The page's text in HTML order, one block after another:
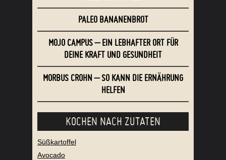
REZEPTE FÜR ALLE
PALEO BANANENBROT
MOJO CAMPUS – EIN LEBHAFTER ORT FÜR
DEINE KRAFT UND GESUNDHEIT
MORBUS CROHN – SO KANN DIE ERNÄHRUNG
HELFEN
KOCHEN NACH ZUTATEN
Süßkartoffel